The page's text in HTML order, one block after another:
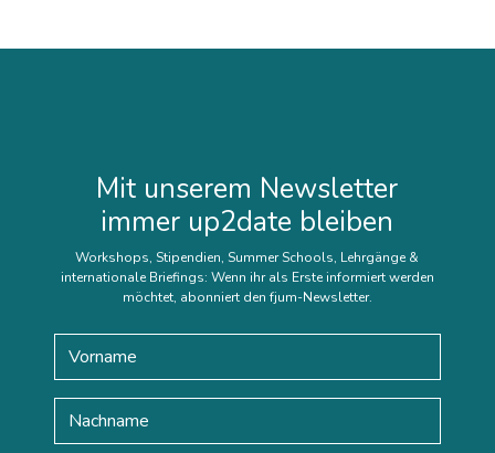
Mit unserem Newsletter
immer up2date bleiben
Workshops, Stipendien, Summer Schools, Lehrgänge &
internationale Briefings: Wenn ihr als Erste informiert werden
möchtet, abonniert den fjum-Newsletter.